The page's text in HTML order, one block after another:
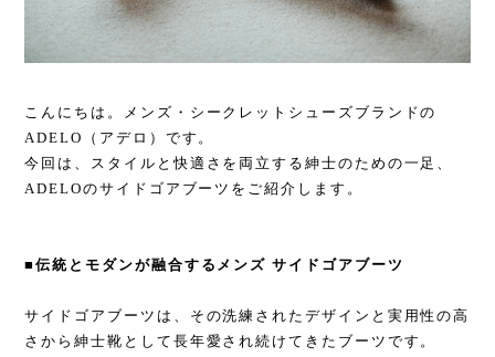
こんにちは。メンズ・シークレットシューズブランドの
ADELO
（アデロ）です。
今回は、スタイルと快適さを両立する紳士のための一足、
ADELOのサイドゴアブーツをご紹介します。
■伝統とモダンが融合するメンズ サイドゴアブーツ
サイドゴアブーツは、その洗練されたデザインと実用性の高
さから紳士靴として長年愛され続けてきたブーツです。